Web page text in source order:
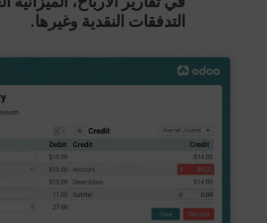
التدفقات النقدية وغيرها.